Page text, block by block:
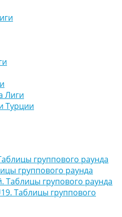
Лиги
Турции
группового раунда
группового раунда
Таблицы групового раунда
Таблицы группового